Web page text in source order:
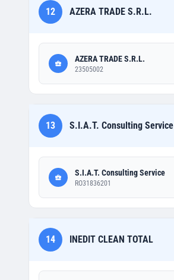
12 AZERA TRADE S.R.L.
AZERA TRADE S.R.L.
23505002
13 S.I.A.T. Consulting Service
S.I.A.T. Consulting Service
RO31836201
14 INEDIT CLEAN TOTAL